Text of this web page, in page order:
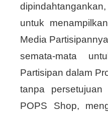
untuk
Media
semata-mata
Partisipan dalam
tanpa
POPS Shop,